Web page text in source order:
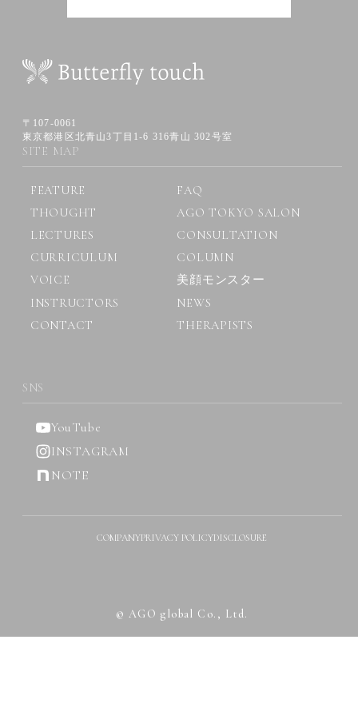
〒107-0061
東京都港区北青山3丁目1-6 316青山 302号室
SITE MAP
FEATURE
FAQ
THOUGHT
AGO TOKYO SALON
LECTURES
CONSULTATION
CURRICULUM
COLUMN
VOICE
美顔モンスター
INSTRUCTORS
NEWS
CONTACT
THERAPISTS
SNS
YouTube
INSTAGRAM
NOTE
COMPANYPRIVACY POLICYDISCLOSURE
© AGO global Co., Ltd.